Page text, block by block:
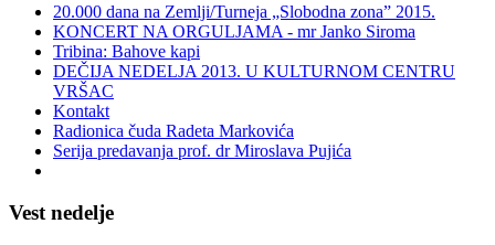
20.000 dana na Zemlji/Turneja „Slobodna zona” 2015.
KONCERT NA ORGULJAMA - mr Janko Siroma
Tribina: Bahove kapi
DEČIJA NEDELJA 2013. U KULTURNOM CENTRU
VRŠAC
Kontakt
Radionica čuda Radeta Markovića
Serija predavanja prof. dr Miroslava Pujića
Vest nedelje